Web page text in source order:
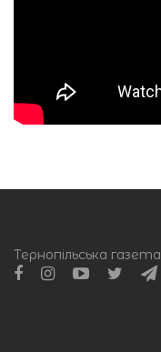
Тернопільська газета